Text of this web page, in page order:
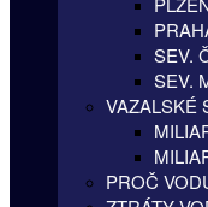
SEV.
SEV.
VAZALSKÉ
PROČ